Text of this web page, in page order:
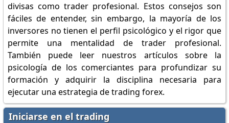
divisas como trader profesional. Estos consejos son
fáciles de entender, sin embargo, la mayoría de los
inversores no tienen el perfil psicológico y el rigor que
permite una mentalidad de trader profesional.
También puede leer nuestros artículos sobre la
psicología de los comerciantes para profundizar su
formación y adquirir la disciplina necesaria para
ejecutar una estrategia de trading forex.
Iniciarse en el trading